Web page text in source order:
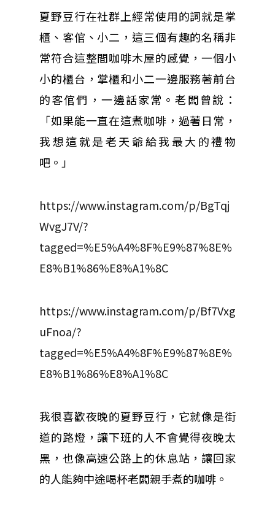
夏野豆行在社群上經常使用的詞就是掌
櫃、客倌、小二，這三個有趣的名稱非
常符合這整間咖啡木屋的感覺，一個小
小的櫃台，掌櫃和小二一邊服務著前台
的客倌們，一邊話家常。老闆曾說：
「如果能一直在這煮咖啡，過著日常，
我想這就是老天爺給我最大的禮物
吧。」
https://www.instagram.com/p/BgTqj
WvgJ7V/?
tagged=%E5%A4%8F%E9%87%8E%
E8%B1%86%E8%A1%8C
https://www.instagram.com/p/Bf7Vxg
uFnoa/?
tagged=%E5%A4%8F%E9%87%8E%
E8%B1%86%E8%A1%8C
我很喜歡夜晚的夏野豆行，它就像是街
道的路燈，讓下班的人不會覺得夜晚太
黑，也像高速公路上的休息站，讓回家
的人能夠中途喝杯老闆親手煮的咖啡。